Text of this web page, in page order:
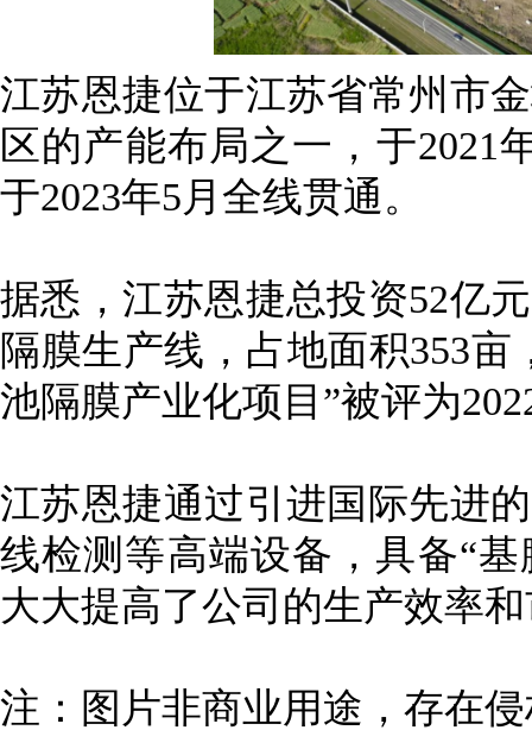
江苏恩捷位于江苏省常州市
区的产能布局之一，于2021
于2023年5月全线贯通。
据悉，江苏恩捷总投资52亿
隔膜生产线，占地面积353
池隔膜产业化项目”被评为
江苏恩捷通过引进国际先进
线检测等高端设备，具备“
大大提高了公司的生产效率
注：图片非商业用途，存在